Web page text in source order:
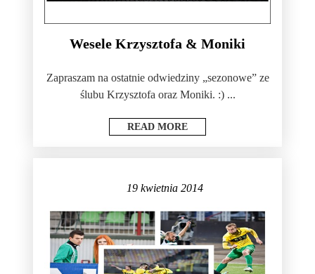
Wesele Krzysztofa & Moniki
Zapraszam na ostatnie odwiedziny „sezonowe” ze
ślubu Krzysztofa oraz Moniki. :) ...
READ MORE
19 kwietnia 2014